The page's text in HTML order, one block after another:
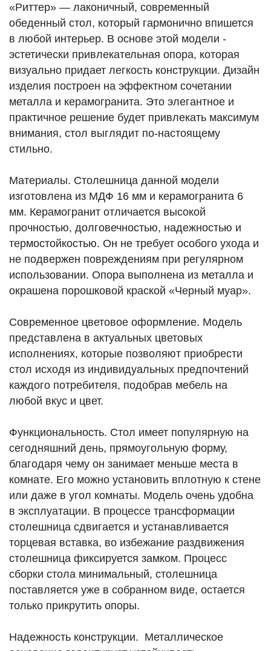
«Риттер» — лаконичный, современный
обеденный стол, который гармонично впишется
в любой интерьер. В основе этой модели -
эстетически привлекательная опора, которая
визуально придает легкость конструкции. Дизайн
изделия построен на эффектном сочетании
металла и керамогранита. Это элегантное и
практичное решение будет привлекать максимум
внимания, стол выглядит по-настоящему
стильно.
Материалы. Столешница данной модели
изготовлена из МДФ 16 мм и керамогранита 6
мм. Керамогранит отличается высокой
прочностью, долговечностью, надежностью и
термостойкостью. Он не требует особого ухода и
не подвержен повреждениям при регулярном
использовании. Опора выполнена из металла и
окрашена порошковой краской «Черный муар».
Современное цветовое оформление. Модель
представлена в актуальных цветовых
исполнениях, которые позволяют приобрести
стол исходя из индивидуальных предпочтений
каждого потребителя, подобрав мебель на
любой вкус и цвет.
Функциональность. Стол имеет популярную на
сегодняшний день, прямоугольную форму,
благодаря чему он занимает меньше места в
комнате. Его можно установить вплотную к стене
или даже в угол комнаты. Модель очень удобна
в эксплуатации. В процессе трансформации
столешница сдвигается и устанавливается
торцевая вставка, во избежание раздвижения
столешница фиксируется замком. Процесс
сборки стола минимальный, столешница
поставляется уже в собранном виде, остается
только прикрутить опоры.
Надежность конструкции. Металлическое